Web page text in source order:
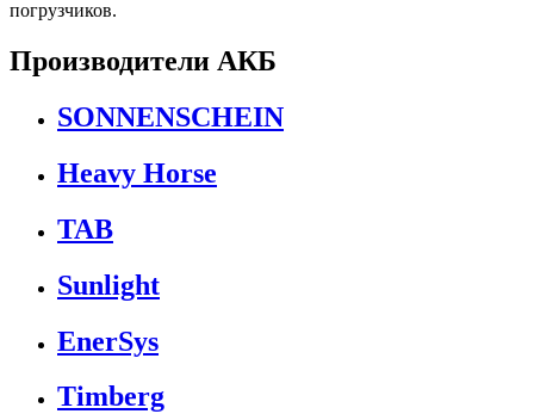
погрузчиков.
Производители АКБ
SONNENSCHEIN
Heavy Horse
TAB
Sunlight
EnerSys
Timberg